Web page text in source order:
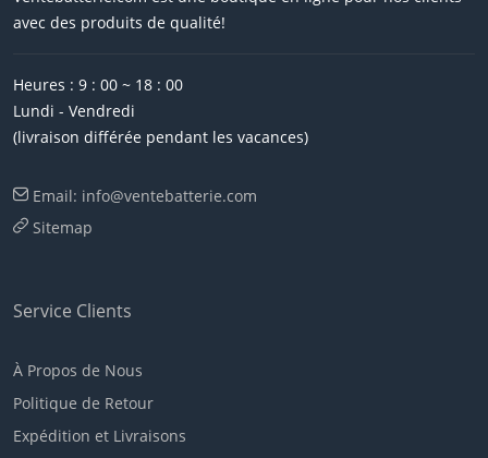
avec des produits de qualité!
Heures : 9 : 00 ~ 18 : 00
Lundi - Vendredi
(livraison différée pendant les vacances)
Email: info@ventebatterie.com
Sitemap
Service Clients
À Propos de Nous
Politique de Retour
Expédition et Livraisons